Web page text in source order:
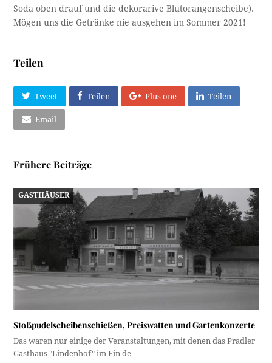
Soda oben drauf und die dekorarive Blutorangenscheibe).
Mögen uns die Getränke nie ausgehen im Sommer 2021!
Teilen
Tweet Teilen Plus one Teilen
Email
Frühere Beiträge
GASTHÄUSER
Stoßpudelscheibenschießen, Preiswatten und Gartenkonzerte
Das waren nur einige der Veranstaltungen, mit denen das Pradler
Gasthaus "Lindenhof" im Fin de…